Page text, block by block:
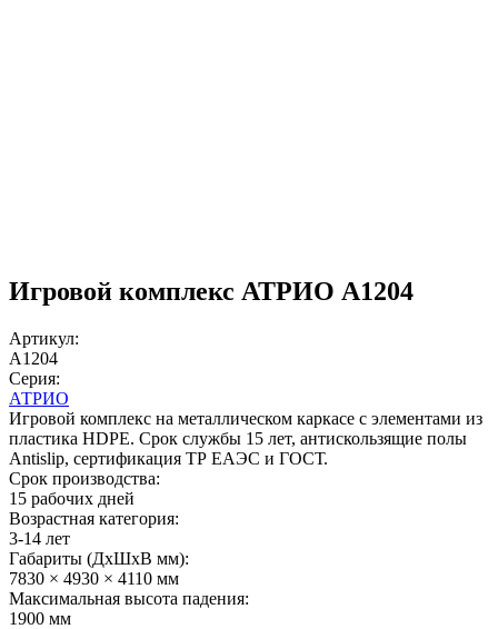
Игровой комплекс АТРИО A1204
Артикул:
A1204
Серия:
АТРИО
Игровой комплекс на металлическом каркасе с элементами из
пластика HDPE. Срок службы 15 лет, антискользящие полы
Antislip, сертификация ТР ЕАЭС и ГОСТ.
Срок производства:
15 рабочих дней
Возрастная категория:
3-14 лет
Габариты (ДхШxВ мм):
7830 × 4930 × 4110 мм
Максимальная высота падения:
1900 мм